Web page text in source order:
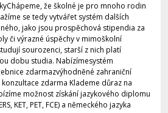
že školné je pro mnoho rodin
se tedy vytvářet systém dalších
jako jsou prospěchová stipendia za
či výrazné úspěchy v mimoškolní
sourozenci, starší z nich platí
dobu studia. Nabízímesystém
zdarmazvýhodněné zahraniční
zdarma Klademe důraz na
možnost získání jazykového diplomu
KET, PET, FCE) a německého jazyka